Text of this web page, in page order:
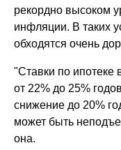
рекордно высоком
инфляции. В таких
обходятся очень
"Ставки по ипотеке
от 22% до 25%
снижение до 20%
может быть
она.